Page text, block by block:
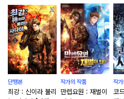
단행본
최강 : 신이라 불리
작가의 작품
만렙요원 : 재벌이
작
코